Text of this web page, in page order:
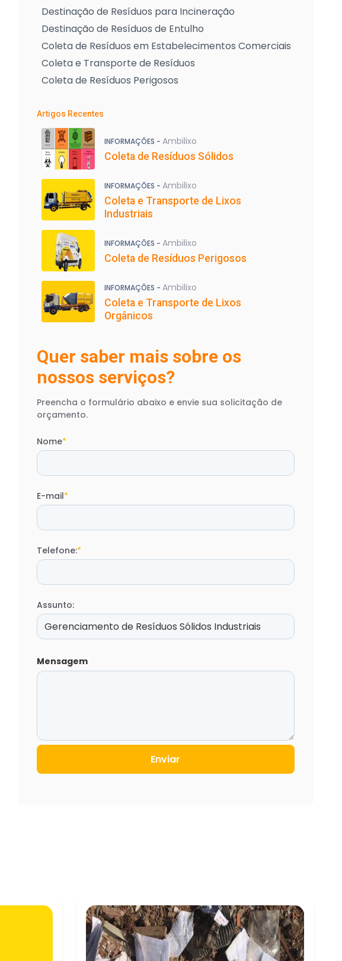
Destinação de Resíduos para Incineração
Destinação de Resíduos de Entulho
Coleta de Resíduos em Estabelecimentos Comerciais
Coleta e Transporte de Resíduos
Coleta de Resíduos Perigosos
Artigos Recentes
INFORMAÇÕES - Ambilixo
Coleta de Resíduos Sólidos
INFORMAÇÕES - Ambilixo
Coleta e Transporte de Lixos
Industriais
INFORMAÇÕES - Ambilixo
Coleta de Resíduos Perigosos
INFORMAÇÕES - Ambilixo
Coleta e Transporte de Lixos
Orgânicos
Quer saber mais sobre os
nossos serviços?
Preencha o formulário abaixo e envie sua solicitação de
orçamento.
Nome*
E-mail*
Telefone:*
Assunto:
Mensagem
Enviar